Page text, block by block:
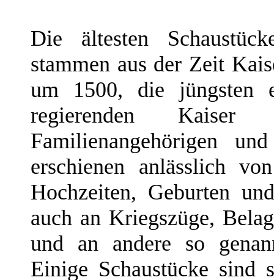
Die ältesten
stammen aus der Zeit
um 1500, die jüngsten
regierenden
Familienangehörigen
erschienen anlässlich
Hochzeiten, Geburten
auch an Kriegszüge,
und an andere so
Einige Schaustücke sind